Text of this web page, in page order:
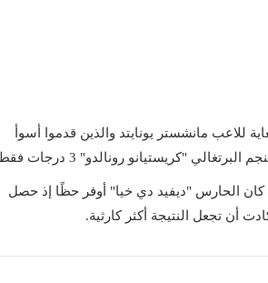
للاعب مانشستر يونايتد والذين قدموا أسوأ
"كريستيانو رونالدو" 3 درجات فقط.
باقي اللاعبي ما بين 2 و3.5، فيما كان الحارس "ديفيد دي خيا" أوفر حظًا إذ حصل